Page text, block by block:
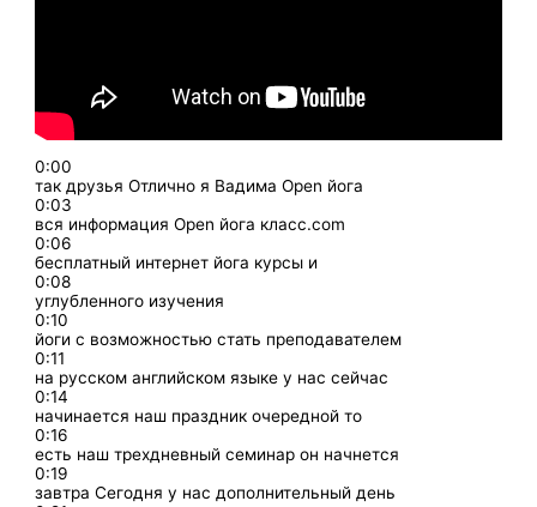
0:00
так друзья Отлично я Вадима Open йога
0:03
вся информация Open йога класс.com
0:06
бесплатный интернет йога курсы и
0:08
углубленного изучения
0:10
йоги с возможностью стать преподавателем
0:11
на русском английском языке у нас сейчас
0:14
начинается наш праздник очередной то
0:16
есть наш трехдневный семинар он начнется
0:19
завтра Сегодня у нас дополнительный день